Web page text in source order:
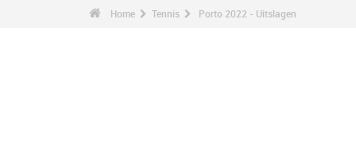
Home Tennis Porto 2022 - Uitslagen